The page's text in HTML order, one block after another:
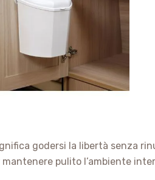
godersi la libertà senza
mantenere pulito l’ambiente